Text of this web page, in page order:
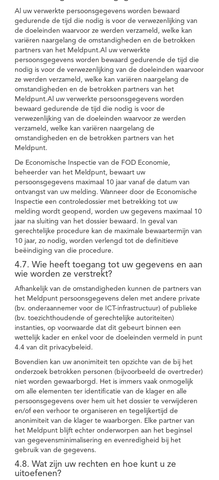
Al uw verwerkte persoonsgegevens worden bewaard
gedurende de tijd die nodig is voor de verwezenlijking van
de doeleinden waarvoor ze werden verzameld, welke kan
variëren naargelang de omstandigheden en de betrokken
partners van het Meldpunt.Al uw verwerkte
persoonsgegevens worden bewaard gedurende de tijd die
nodig is voor de verwezenlijking van de doeleinden waarvoor
ze werden verzameld, welke kan variëren naargelang de
omstandigheden en de betrokken partners van het
Meldpunt.Al uw verwerkte persoonsgegevens worden
bewaard gedurende de tijd die nodig is voor de
verwezenlijking van de doeleinden waarvoor ze werden
verzameld, welke kan variëren naargelang de
omstandigheden en de betrokken partners van het
Meldpunt.
De Economische Inspectie van de FOD Economie,
beheerder van het Meldpunt, bewaart uw
persoonsgegevens maximaal 10 jaar vanaf de datum van
ontvangst van uw melding. Wanneer door de Economische
Inspectie een controledossier met betrekking tot uw
melding wordt geopend, worden uw gegevens maximaal 10
jaar na sluiting van het dossier bewaard. In geval van
gerechtelijke procedure kan de maximale bewaartermijn van
10 jaar, zo nodig, worden verlengd tot de definitieve
beëindiging van die procedure.
4.7. Wie heeft toegang tot uw gegevens en aan
wie worden ze verstrekt?
Afhankelijk van de omstandigheden kunnen de partners van
het Meldpunt persoonsgegevens delen met andere private
(bv. onderaannemer voor de ICT-infrastructuur) of publieke
(bv. toezichthoudende of gerechtelijke autoriteiten)
instanties, op voorwaarde dat dit gebeurt binnen een
wettelijk kader en enkel voor de doeleinden vermeld in punt
4.4 van dit privacybeleid.
Bovendien kan uw anonimiteit ten opzichte van de bij het
onderzoek betrokken personen (bijvoorbeeld de overtreder)
niet worden gewaarborgd. Het is immers vaak onmogelijk
om alle elementen ter identificatie van de klager en alle
persoonsgegevens over hem uit het dossier te verwijderen
en/of een verhoor te organiseren en tegelijkertijd de
anonimiteit van de klager te waarborgen. Elke partner van
het Meldpunt blijft echter onderworpen aan het beginsel
van gegevensminimalisering en evenredigheid bij het
gebruik van de gegevens.
4.8. Wat zijn uw rechten en hoe kunt u ze
uitoefenen?